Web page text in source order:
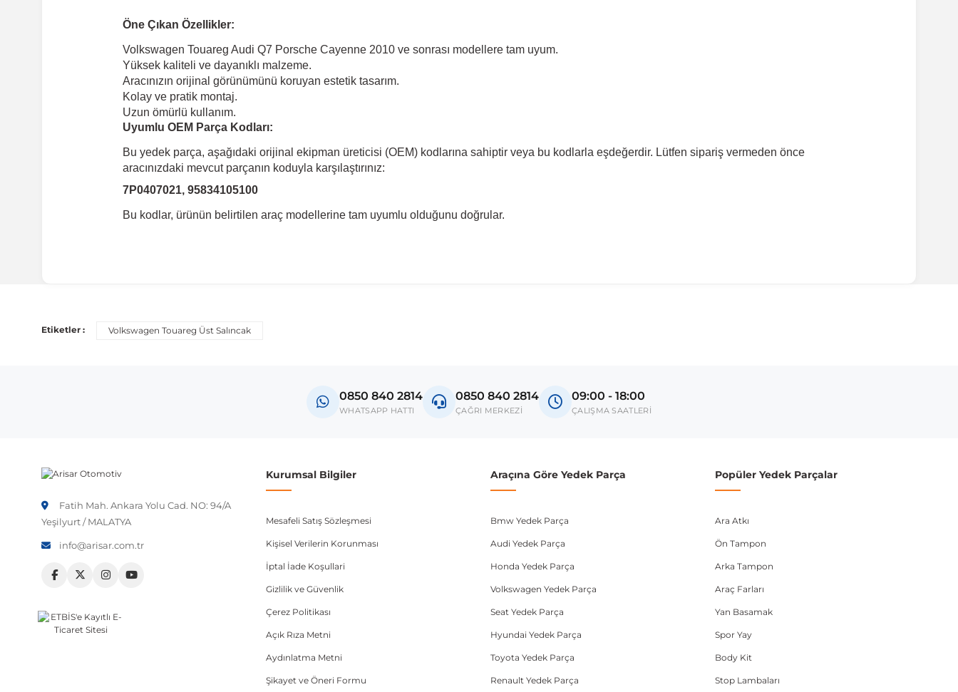
Öne Çıkan Özellikler:
Volkswagen Touareg Audi Q7 Porsche Cayenne 2010 ve sonrası modellere tam uyum.
Yüksek kaliteli ve dayanıklı malzeme.
Aracınızın orijinal görünümünü koruyan estetik tasarım.
Kolay ve pratik montaj.
Uzun ömürlü kullanım.
Uyumlu OEM Parça Kodları:
Bu yedek parça, aşağıdaki orijinal ekipman üreticisi (OEM) kodlarına sahiptir veya bu kodlarla eşdeğerdir. Lütfen sipariş vermeden önce
aracınızdaki mevcut parçanın koduyla karşılaştırınız:
7P0407021, 95834105100
Bu kodlar, ürünün belirtilen araç modellerine tam uyumlu olduğunu doğrular.
Q7 4L
Etiketler : Volkswagen Touareg Üst Salıncak
0850 840 2814
WHATSAPP HATTI
0850 840 2814
ÇAĞRI MERKEZİ
09:00 - 18:00
ÇALIŞMA SAATLERİ
Fatih Mah. Ankara Yolu Cad. NO: 94/A
Yeşilyurt / MALATYA
info@arisar.com.tr
Kurumsal Bilgiler
Mesafeli Satış Sözleşmesi
Kişisel Verilerin Korunması
İptal İade Koşullari
Gizlilik ve Güvenlik
Çerez Politikası
Açık Rıza Metni
Aydınlatma Metni
Şikayet ve Öneri Formu
Araçına Göre Yedek Parça
Bmw Yedek Parça
Audi Yedek Parça
Honda Yedek Parça
Volkswagen Yedek Parça
Seat Yedek Parça
Hyundai Yedek Parça
Toyota Yedek Parça
Renault Yedek Parça
Popüler Yedek Parçalar
Ara Atkı
Ön Tampon
Arka Tampon
Araç Farları
Yan Basamak
Spor Yay
Body Kit
Stop Lambaları